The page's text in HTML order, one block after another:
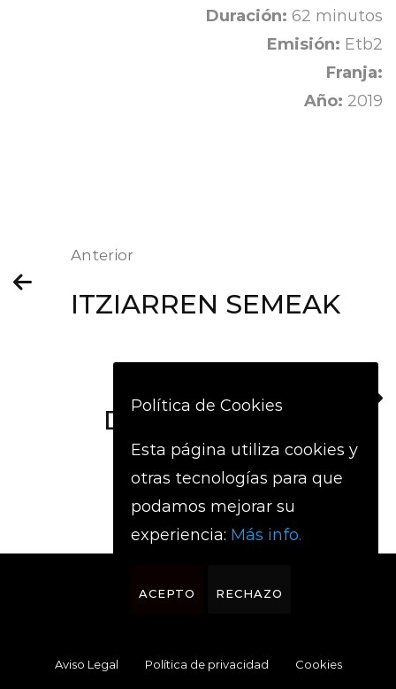
Duración: 62 minutos
Emisión: Etb2
Franja:
Año: 2019
Anterior
ITZIARREN SEMEAK
DILEMA GORRIA
Aviso Legal Política de privacidad Cookies
Política de Cookies
Esta página utiliza cookies y
otras tecnologías para que
podamos mejorar su
experiencia: Más info.
ACEPTO RECHAZO